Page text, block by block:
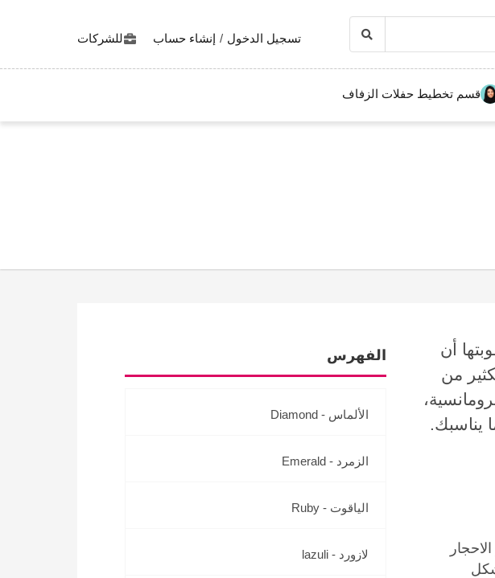
تسجيل الدخول / إنشاء حساب للشركات
قسم تخطيط حفلات الزفاف
أن
من
يناسبك.
الفهرس
الألماس - Diamond
الزمرد - Emerald
الياقوت - Ruby
لازورد - lazuli